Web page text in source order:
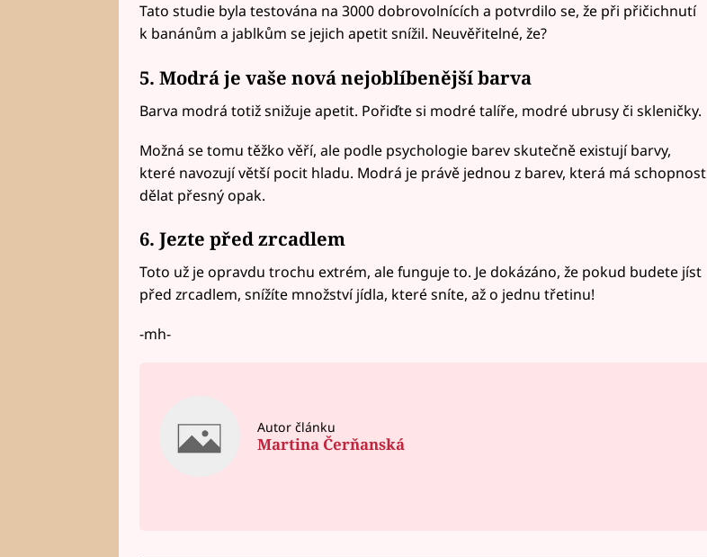
Tato studie byla testována na 3000 dobrovolnících a potvrdilo se, že při přičichnutí
k banánům a jablkům se jejich apetit snížil. Neuvěřitelné, že?
5. Modrá je vaše nová nejoblíbenější barva
Barva modrá totiž snižuje apetit. Pořiďte si modré talíře, modré ubrusy či skleničky.
Možná se tomu těžko věří, ale podle psychologie barev skutečně existují barvy,
které navozují větší pocit hladu. Modrá je právě jednou z barev, která má schopnost
dělat přesný opak.
6. Jezte před zrcadlem
Toto už je opravdu trochu extrém, ale funguje to. Je dokázáno, že pokud budete jíst
před zrcadlem, snížíte množství jídla, které sníte, až o jednu třetinu!
-mh-
Autor článku
Martina Čerňanská